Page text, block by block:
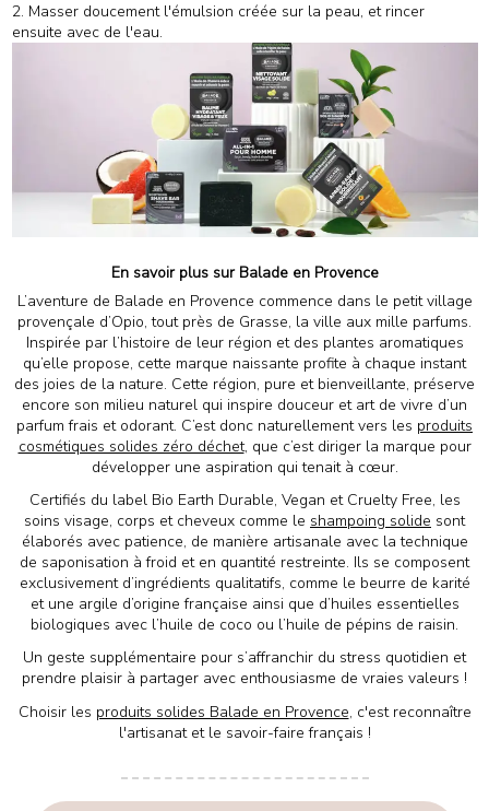
2. Masser doucement l'émulsion créée sur la peau, et rincer
ensuite avec de l'eau.
En savoir plus sur Balade en Provence
L’aventure de Balade en Provence commence dans le petit village
provençale d’Opio, tout près de Grasse, la ville aux mille parfums.
Inspirée par l’histoire de leur région et des plantes aromatiques
qu’elle propose, cette marque naissante profite à chaque instant
des joies de la nature. Cette région, pure et bienveillante, préserve
encore son milieu naturel qui inspire douceur et art de vivre d’un
parfum frais et odorant. C’est donc naturellement vers les produits
cosmétiques solides zéro déchet, que c’est diriger la marque pour
développer une aspiration qui tenait à cœur.
Certifiés du label Bio Earth Durable, Vegan et Cruelty Free, les
soins visage, corps et cheveux comme le shampoing solide sont
élaborés avec patience, de manière artisanale avec la technique
de saponisation à froid et en quantité restreinte. Ils se composent
exclusivement d’ingrédients qualitatifs, comme le beurre de karité
et une argile d’origine française ainsi que d’huiles essentielles
biologiques avec l’huile de coco ou l’huile de pépins de raisin.
Un geste supplémentaire pour s’affranchir du stress quotidien et
prendre plaisir à partager avec enthousiasme de vraies valeurs !
Choisir les produits solides Balade en Provence, c'est reconnaître
l'artisanat et le savoir-faire français !